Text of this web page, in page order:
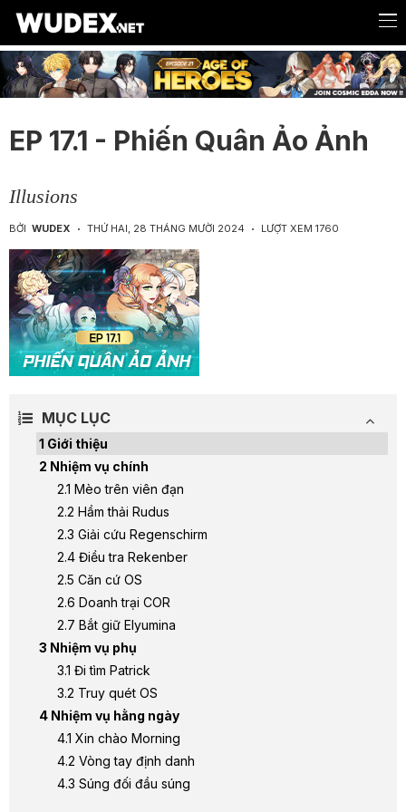
EP 17.1 - Phiến Quân Ảo Ảnh
Illusions
BỞI WUDEX THỨ HAI, 28 THÁNG MƯỜI 2024 LƯỢT XEM 1760
MỤC LỤC
Giới thiệu
Nhiệm vụ chính
Mèo trên viên đạn
Hầm thải Rudus
Giải cứu Regenschirm
Điều tra Rekenber
Căn cứ OS
Doanh trại COR
Bắt giữ Elyumina
Nhiệm vụ phụ
Đi tìm Patrick
Truy quét OS
Nhiệm vụ hằng ngày
Xin chào Morning
Vòng tay định danh
Súng đối đầu súng